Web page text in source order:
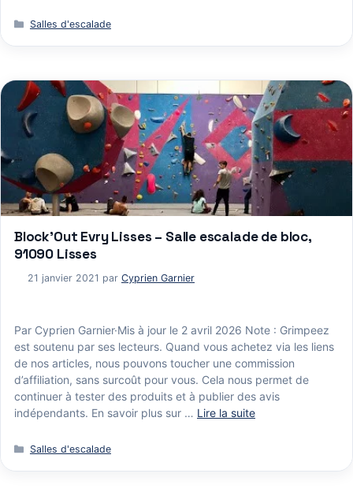
Catégories
Salles d'escalade
Block’Out Evry Lisses – Salle escalade de bloc,
91090 Lisses
21 janvier 2021 par Cyprien Garnier
Par Cyprien Garnier·Mis à jour le 2 avril 2026 Note : Grimpeez
est soutenu par ses lecteurs. Quand vous achetez via les liens
de nos articles, nous pouvons toucher une commission
d’affiliation, sans surcoût pour vous. Cela nous permet de
continuer à tester des produits et à publier des avis
indépendants. En savoir plus sur … Lire la suite
Catégories
Salles d'escalade